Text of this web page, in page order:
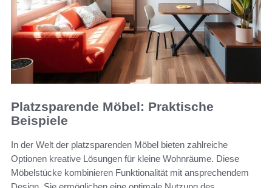
Platzsparende Möbel: Praktische
Beispiele
In der Welt der platzsparenden Möbel bieten zahlreiche
Optionen kreative Lösungen für kleine Wohnräume. Diese
Möbelstücke kombinieren Funktionalität mit ansprechendem